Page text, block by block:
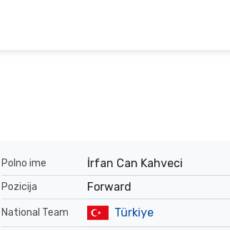
Polno ime İrfan Can Kahveci
Pozicija Forward
National Team Türkiye